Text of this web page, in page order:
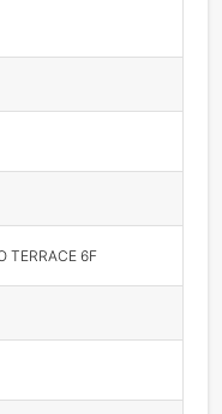
TERRACE 6F